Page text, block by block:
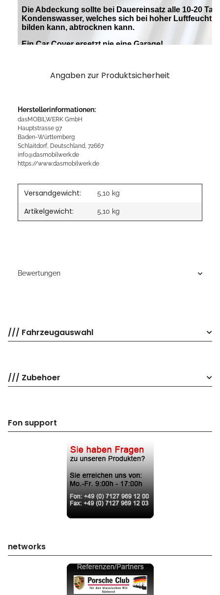
Angaben zur Produktsicherheit
Herstellerinformationen:
dasMOBILWERK GmbH
Hauptstrasse 97
Baden-Württemberg
Schlaitdorf, Deutschland, 72667
info@dasmobilwerk.de
https://www.dasmobilwerk.de
Versandgewicht: 5,10 kg
Artikelgewicht: 5,10 kg
Bewertungen
/// Fahrzeugauswahl
/// Zubehoer
Fon support
networks